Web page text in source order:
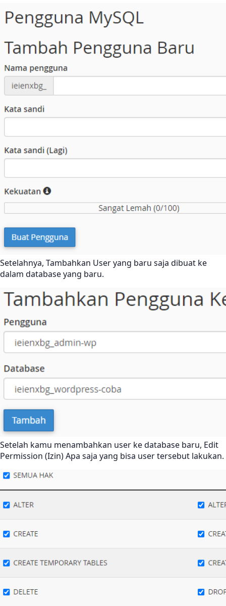
Setelahnya, Tambahkan User yang baru saja dibuat ke
dalam database yang baru.
Setelah kamu menambahkan user ke database baru, Edit
Permission (Izin) Apa saja yang bisa user tersebut lakukan.